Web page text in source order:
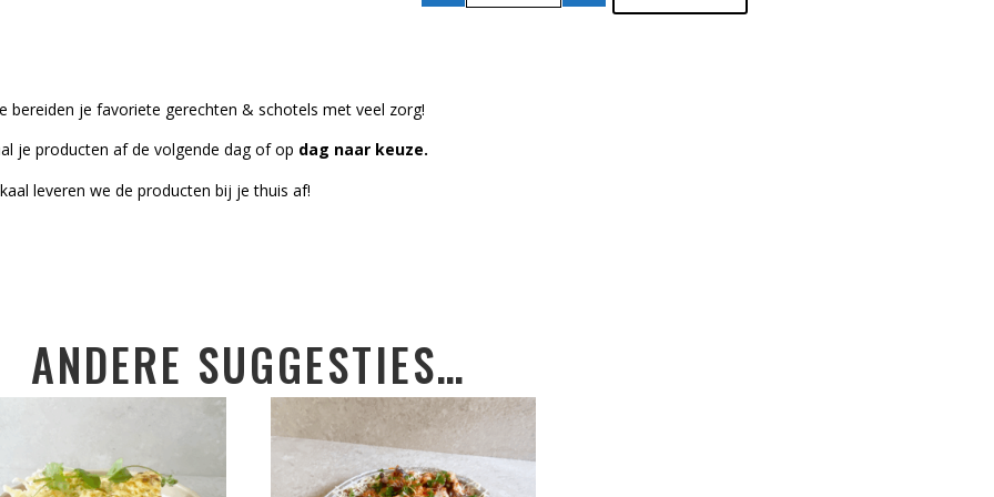
bereiden je favoriete gerechten & schotels met veel zorg!
je producten af de volgende dag of op dag naar keuze.
leveren we de producten bij je thuis af!
ANDERE SUGGESTIES…